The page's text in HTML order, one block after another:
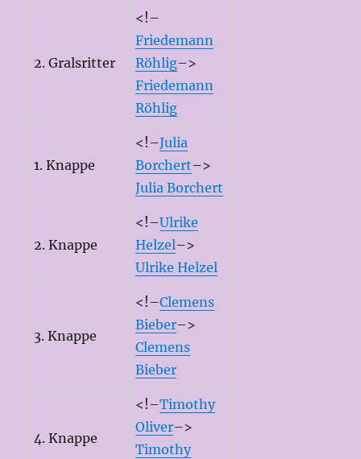
2. Gralsritter
<!–
Friedemann
Röhlig–>
Friedemann
Röhlig
1. Knappe
<!–Julia
Borchert–>
Julia Borchert
2. Knappe
<!–Ulrike
Helzel–>
Ulrike Helzel
3. Knappe
<!–Clemens
Bieber–>
Clemens
Bieber
4. Knappe
<!–Timothy
Oliver–>
Timothy